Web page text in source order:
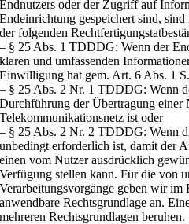
Endnutzers oder der Zugriff auf
Endeinrichtung gespeichert sind,
der folgenden
– § 25 Abs. 1 TDDDG: Wenn der
klaren und umfassenden
Einwilligung hat gem. Art. 6 Abs. 1
– § 25 Abs. 2 Nr. 1 TDDDG: Wenn
Durchführung der Übertragung einer
Telekommunikationsnetz ist oder
– § 25 Abs. 2 Nr. 2 TDDDG: Wenn
unbedingt erforderlich ist, damit der
einen vom Nutzer ausdrücklich
Verfügung stellen kann. Für die von
Verarbeitungsvorgänge geben wir im
anwendbare Rechtsgrundlage an.
mehreren Rechtsgrundlagen beruhen.